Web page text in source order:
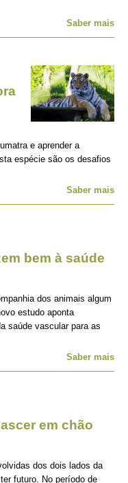
Saber mais
e aprender a
espécie são os desafios
Saber mais
bem à saúde
dos animais algum
estudo aponta
saúde vascular para as
Saber mais
em chão
dos dois lados da
futuro. No período de